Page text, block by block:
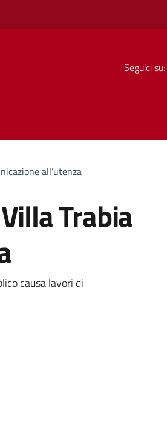
Seguici su:
all’utenza
Trabia
causa lavori di